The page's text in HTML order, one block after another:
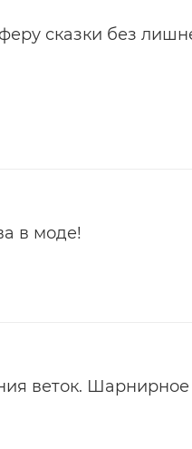
сказки без
в моде!
веток.